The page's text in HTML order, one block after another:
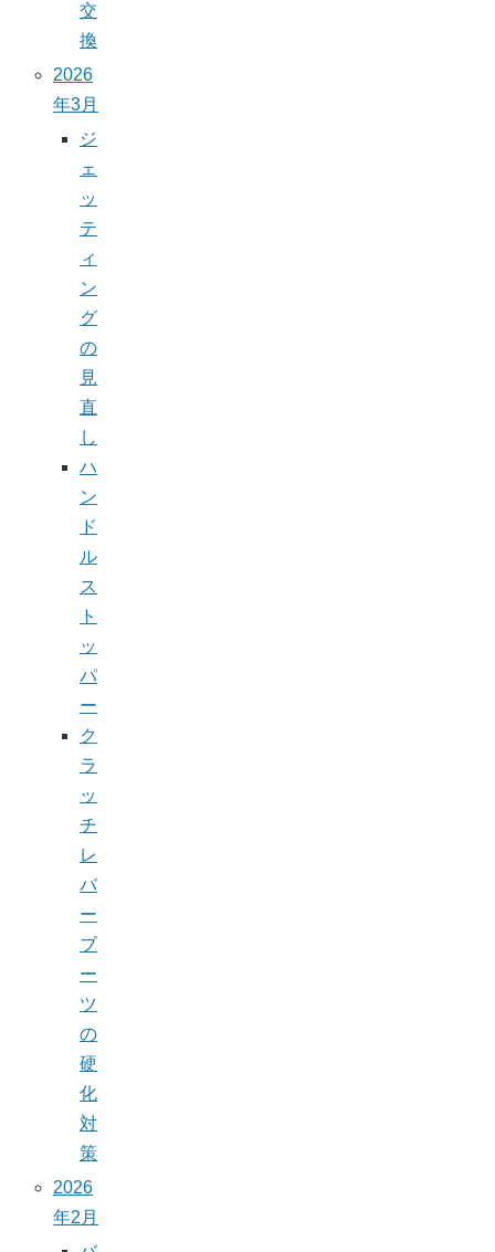
交
換
2026
年3月
ジ
ェ
ッ
テ
ィ
ン
グ
の
見
直
し
ハ
ン
ド
ル
ス
ト
ッ
パ
ー
ク
ラ
ッ
チ
レ
バ
ー
ブ
ー
ツ
の
硬
化
対
策
2026
年2月